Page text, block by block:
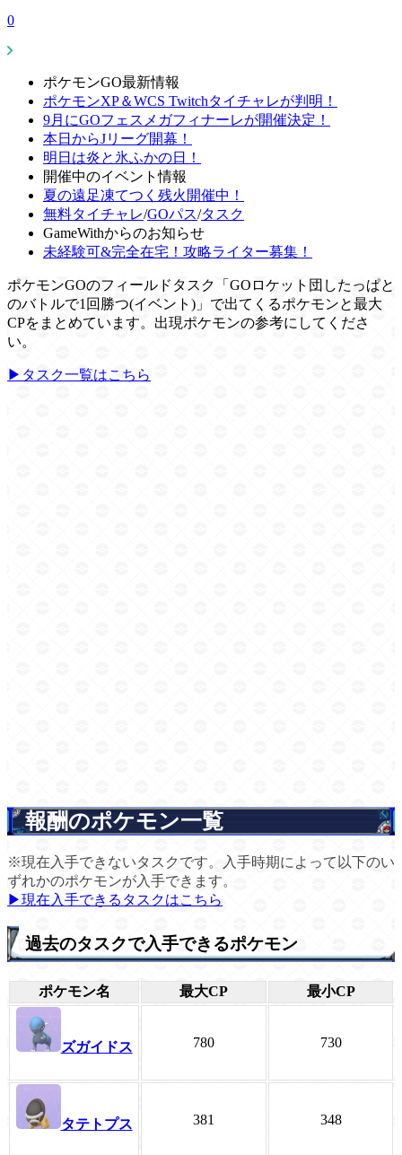
0
ポケモンGO最新情報
ポケモンXP＆WCS Twitchタイチャレが判明！
9月にGOフェスメガフィナーレが開催決定！
本日からJリーグ開幕！
明日は炎と氷ふかの日！
開催中のイベント情報
夏の遠足凍てつく残火開催中！
無料タイチャレ/GOパス/タスク
GameWithからのお知らせ
未経験可&完全在宅！攻略ライター募集！
ポケモンGOのフィールドタスク「GOロケット団したっぱと
のバトルで1回勝つ(イベント)」で出てくるポケモンと最大
CPをまとめています。出現ポケモンの参考にしてくださ
い。
▶タスク一覧はこちら
報酬のポケモン一覧
※現在入手できないタスクです。入手時期によって以下のい
ずれかのポケモンが入手できます。
▶現在入手できるタスクはこちら
過去のタスクで入手できるポケモン
ポケモン名 最大CP 最小CP
ズガイドス 780 730
タテトプス 381 348